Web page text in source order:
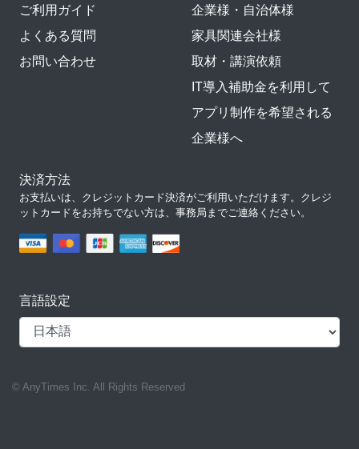
ご利用ガイド
よくある質問
お問い合わせ
企業様・自治体様
家具関連会社様
取材・講演依頼
IT導入補助金を利用して
アプリ制作を希望される
企業様へ
決済方法
お支払いは、クレジットカード決済がご利用いただけます。クレジ
ットカードをお持ちでない方は、事務局までご連絡ください。
言語設定
© AnyTimes Inc. All Rights Reserved